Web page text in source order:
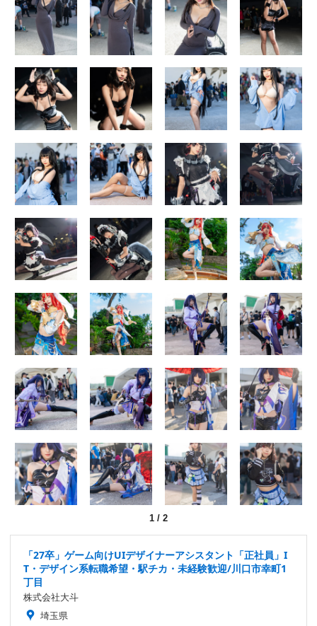
1 / 2
「27卒」ゲーム向けUIデザイナーアシスタント「正社員」I
T・デザイン系転職希望・駅チカ・未経験歓迎/川口市幸町1
丁目
株式会社大斗
埼玉県